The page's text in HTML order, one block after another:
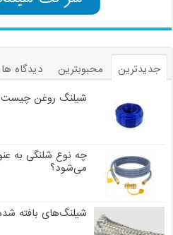
جدیدترین محبوبترین دیدگاه ها
شیلنگ روغن چیست
چه نوع شلنگی به
می‌شود؟
شیلنگ‌های بافته